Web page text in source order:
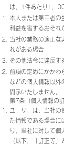
は，1件あたり1，
本人または第三者の
利益を害するおそれ
当社の業務の適正な
れがある場合
その他法令に違反す
前項の定めにかかわ
などの個人情報以外
開示いたしません。
第7条（個人情報の
ユーザーは，当社の
た情報である場合に
り，当社に対して個
（以下，「訂正等